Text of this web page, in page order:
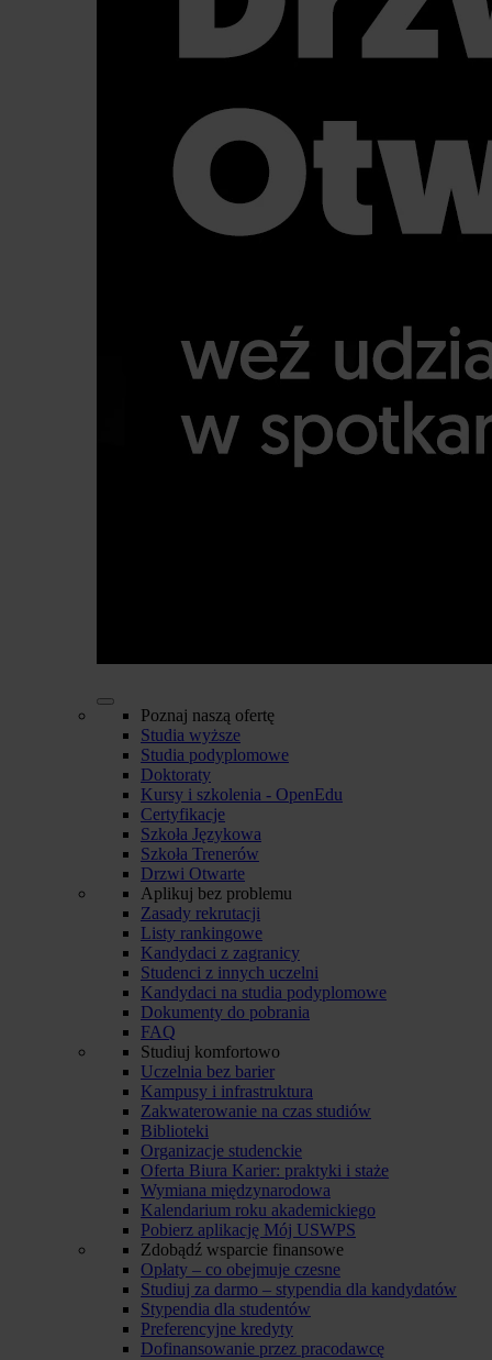
Poznaj naszą ofertę
Studia wyższe
Studia podyplomowe
Doktoraty
Kursy i szkolenia - OpenEdu
Certyfikacje
Szkoła Językowa
Szkoła Trenerów
Drzwi Otwarte
Aplikuj bez problemu
Zasady rekrutacji
Listy rankingowe
Kandydaci z zagranicy
Studenci z innych uczelni
Kandydaci na studia podyplomowe
Dokumenty do pobrania
FAQ
Studiuj komfortowo
Uczelnia bez barier
Kampusy i infrastruktura
Zakwaterowanie na czas studiów
Biblioteki
Organizacje studenckie
Oferta Biura Karier: praktyki i staże
Wymiana międzynarodowa
Kalendarium roku akademickiego
Pobierz aplikację Mój USWPS
Zdobądź wsparcie finansowe
Opłaty – co obejmuje czesne
Studiuj za darmo – stypendia dla kandydatów
Stypendia dla studentów
Preferencyjne kredyty
Dofinansowanie przez pracodawcę